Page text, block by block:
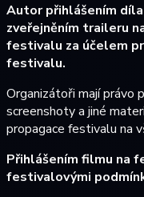
Autor přihlášením
zveřejněním traileru
festivalu za účelem
festivalu.
Organizátoři mají právo
screenshoty a jiné
propagace festivalu na
Přihlášením filmu na
festivalovými